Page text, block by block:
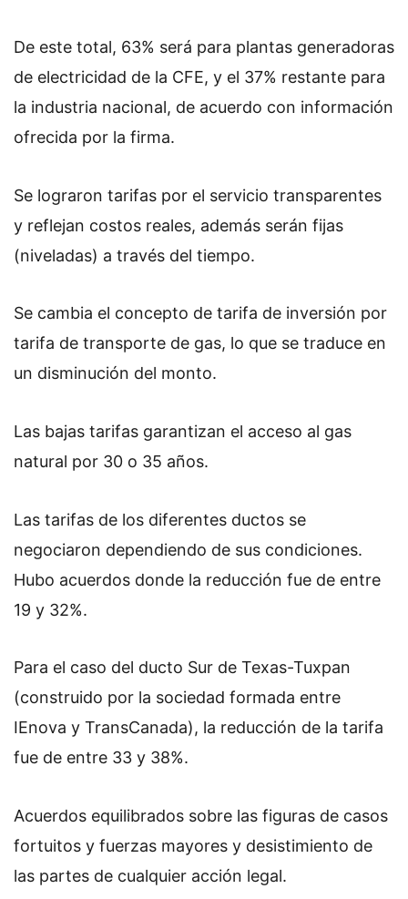
De este total, 63% será para plantas generadoras
de electricidad de la CFE, y el 37% restante para
la industria nacional, de acuerdo con información
ofrecida por la firma.
Se lograron tarifas por el servicio transparentes
y reflejan costos reales, además serán fijas
(niveladas) a través del tiempo.
Se cambia el concepto de tarifa de inversión por
tarifa de transporte de gas, lo que se traduce en
un disminución del monto.
Las bajas tarifas garantizan el acceso al gas
natural por 30 o 35 años.
Las tarifas de los diferentes ductos se
negociaron dependiendo de sus condiciones.
Hubo acuerdos donde la reducción fue de entre
19 y 32%.
Para el caso del ducto Sur de Texas-Tuxpan
(construido por la sociedad formada entre
IEnova y TransCanada), la reducción de la tarifa
fue de entre 33 y 38%.
Acuerdos equilibrados sobre las figuras de casos
fortuitos y fuerzas mayores y desistimiento de
las partes de cualquier acción legal.